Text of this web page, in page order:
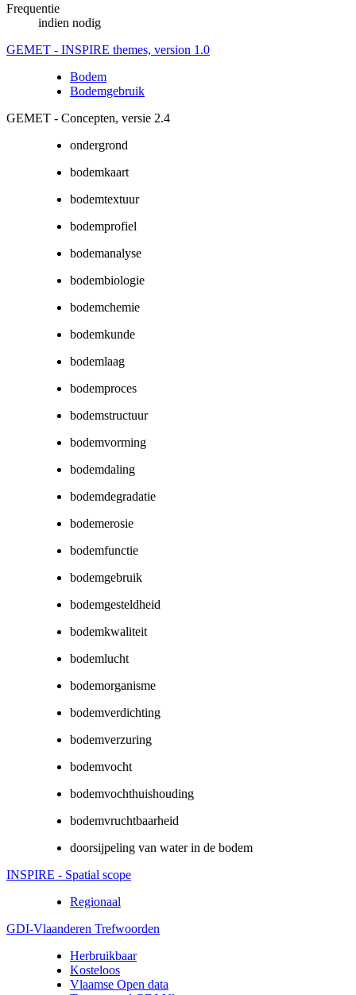
Frequentie
indien nodig
GEMET - INSPIRE themes, version 1.0
Bodem
Bodemgebruik
GEMET - Concepten, versie 2.4
ondergrond
bodemkaart
bodemtextuur
bodemprofiel
bodemanalyse
bodembiologie
bodemchemie
bodemkunde
bodemlaag
bodemproces
bodemstructuur
bodemvorming
bodemdaling
bodemdegradatie
bodemerosie
bodemfunctie
bodemgebruik
bodemgesteldheid
bodemkwaliteit
bodemlucht
bodemorganisme
bodemverdichting
bodemverzuring
bodemvocht
bodemvochthuishouding
bodemvruchtbaarheid
doorsijpeling van water in de bodem
INSPIRE - Spatial scope
Regionaal
GDI-Vlaanderen Trefwoorden
Herbruikbaar
Kosteloos
Vlaamse Open data